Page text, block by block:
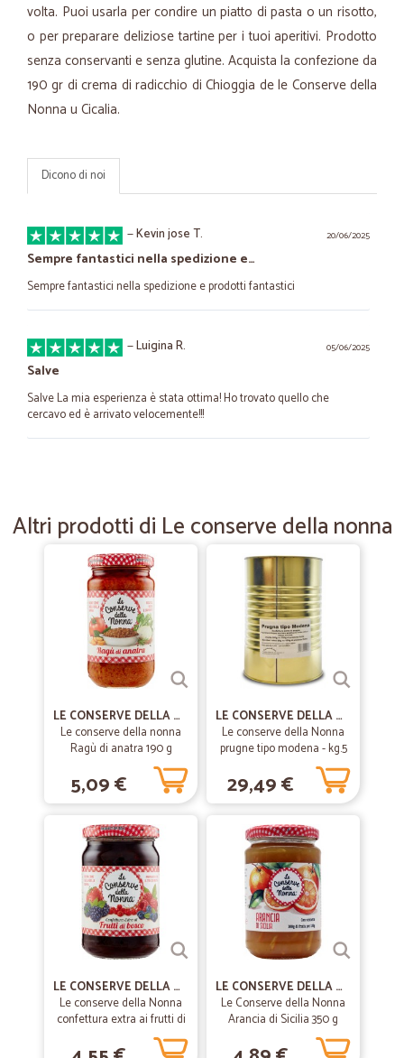
volta. Puoi usarla per condire un piatto di pasta o un risotto,
o per preparare deliziose tartine per i tuoi aperitivi. Prodotto
senza conservanti e senza glutine. Acquista la confezione da
190 gr di crema di radicchio di Chioggia de le Conserve della
Nonna u Cicalia.
Dicono di noi
20/06/2025
—Kevin jose T.
Sempre fantastici nella spedizione e…
Sempre fantastici nella spedizione e prodotti fantastici
05/06/2025
—Luigina R.
Salve
Salve La mia esperienza è stata ottima! Ho trovato quello che
cercavo ed è arrivato velocemente!!!
Non potrei più farne a meno. Varietà di prodotti, tutti ottimi,
soprattutto frutta e verdura. Imballaggio, trasporto e consegna
—Cristina G.
Sempre perfetti
Sempre perfetti
10/06/2020
—Donatella R.
acquisto detersivi
i prodotti corrispondono a quanto ordinato, ottimo rapporto qualità
prezzo. tempi veloci di spedizione.
—Chiara M.
Per essere alla prima esperienza con la…
Per essere alla prima esperienza con la spesa acquistata on-line mi
sono trovata molto bene, i prodotti assaggiati finora sono buoni
Marchi Chiara
16/04/2020
—Marisa S.
Sono rimasta molto soddisfatta
Altri prodotti di Le conserve della nonna
LE CONSERVE DELLA NONNA
Le conserve della nonna
Ragù di anatra 190 g
5,09 €
LE CONSERVE DELLA NONNA
Le conserve della Nonna
prugne tipo modena - kg.5
29,49 €
LE CONSERVE DELLA NONNA
Le conserve della Nonna
confettura extra ai frutti di
bosco - gr.330
LE CONSERVE DELLA NONNA
Le Conserve della Nonna
Arancia di Sicilia 350 g